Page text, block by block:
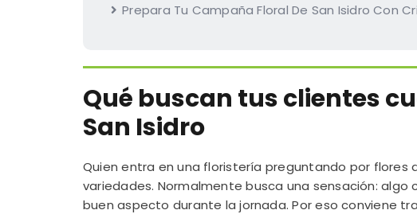
Prepara Tu Campaña Floral De San Isidro Con
Qué buscan tus clientes
San Isidro
Quien entra en una floristería preguntando por flores
variedades. Normalmente busca una sensación: algo
buen aspecto durante la jornada. Por eso conviene